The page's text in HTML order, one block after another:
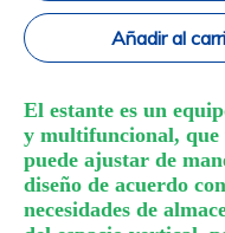
Añadir al
El estante es un
y multifuncional, que
puede ajustar de
diseño de acuerdo
necesidades de